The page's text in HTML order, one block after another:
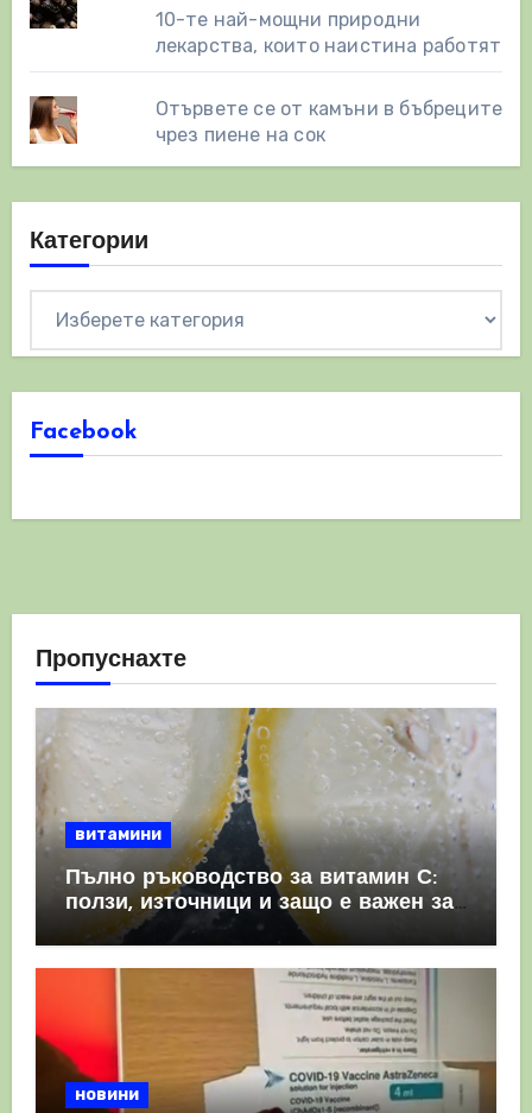
10-те най-мощни природни
лекарства, които наистина работят
Отървете се от камъни в бъбреците
чрез пиене на сок
Категории
Facebook
Пропуснахте
витамини
Пълно ръководство за витамин С:
ползи, източници и защо е важен за
имунната система
новини